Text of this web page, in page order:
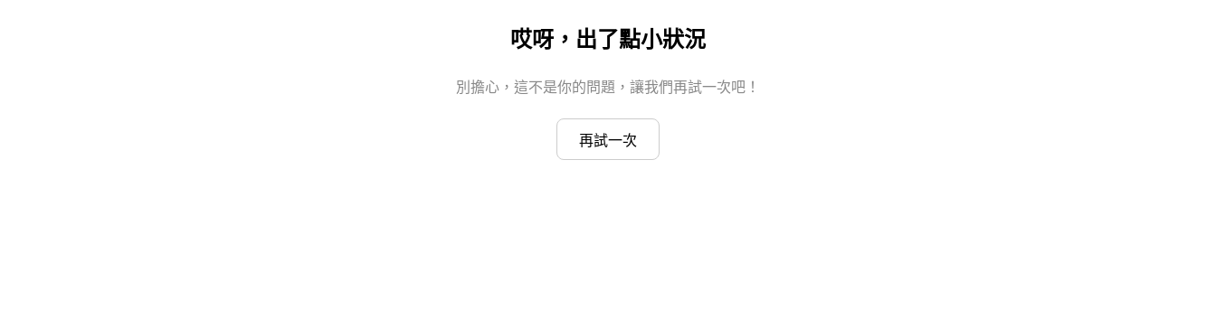
哎呀，出了點小狀況
別擔心，這不是你的問題，讓我們再試一次吧！
再試一次